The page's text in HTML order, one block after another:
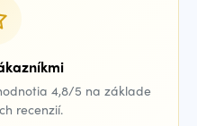
4,8/5 na základe
recenzií.